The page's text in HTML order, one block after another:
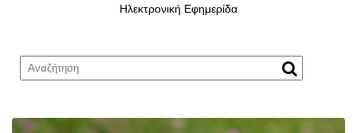
Ηλεκτρονική Εφημερίδα